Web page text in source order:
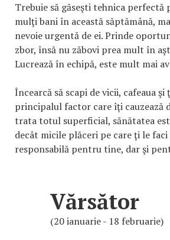
Trebuie să găseşti tehnica perfectă
mulţi bani în această săptămână,
nevoie urgentă de ei. Prinde
zbor, însă nu zăbovi prea mult în
Lucrează în echipă, este mult mai
Încearcă să scapi de vicii, cafeaua
principalul factor care îţi cauzează
trata totul superficial, sănătatea
decât micile plăceri pe care ţi le faci
responsabilă pentru tine, dar şi
Vărsător
(20 ianuarie - 18 februarie)